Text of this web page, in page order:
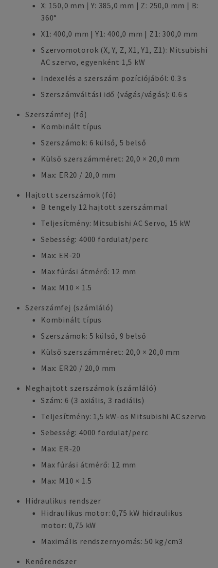
X: 150,0 mm | Y: 385,0 mm | Z: 250,0 mm | B:
360°
X1: 400,0 mm | Y1: 400,0 mm | Z1: 300,0 mm
Szervomotorok (X, Y, Z, X1, Y1, Z1): Mitsubishi
AC szervo, egyenként 1,5 kW
Indexelés a szerszám pozíciójából: 0.3 s
Szerszámváltási idő (vágás/vágás): 0.6 s
Szerszámfej (fő)
Kombinált típus
Szerszámok: 6 külső, 5 belső
Külső szerszámméret: 20,0 × 20,0 mm
Max: ER20 / 20,0 mm
Hajtott szerszámok (fő)
B tengely 12 hajtott szerszámmal
Teljesítmény: Mitsubishi AC Servo, 15 kW
Sebesség: 4000 fordulat/perc
Max: ER-20
Max fúrási átmérő: 12 mm
Max: M10 × 1.5
Szerszámfej (számláló)
Kombinált típus
Szerszámok: 5 külső, 9 belső
Külső szerszámméret: 20,0 × 20,0 mm
Max: ER20 / 20,0 mm
Meghajtott szerszámok (számláló)
Szám: 6 (3 axiális, 3 radiális)
Teljesítmény: 1,5 kW-os Mitsubishi AC szervo
Sebesség: 4000 fordulat/perc
Max: ER-20
Max fúrási átmérő: 12 mm
Max: M10 × 1.5
Hidraulikus rendszer
Hidraulikus motor: 0,75 kW hidraulikus
motor: 0,75 kW
Maximális rendszernyomás: 50 kg/cm3
Kenőrendszer